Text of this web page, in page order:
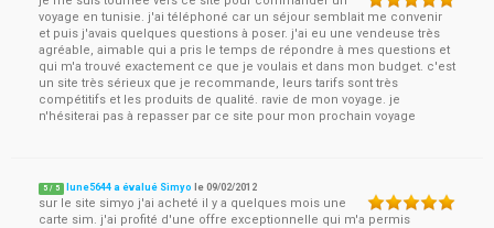
voyage en tunisie. j'ai téléphoné car un séjour semblait me convenir
et puis j'avais quelques questions à poser. j'ai eu une vendeuse très
agréable, aimable qui a pris le temps de répondre à mes questions et
qui m'a trouvé exactement ce que je voulais et dans mon budget. c'est
un site très sérieux que je recommande, leurs tarifs sont très
compétitifs et les produits de qualité. ravie de mon voyage. je
n'hésiterai pas à repasser par ce site pour mon prochain voyage
5 / 5 lune5644 a évalué Simyo le09/02/2012
sur le site simyo j'ai acheté il y a quelques mois une
carte sim. j'ai profité d'une offre exceptionnelle qui m'a permis